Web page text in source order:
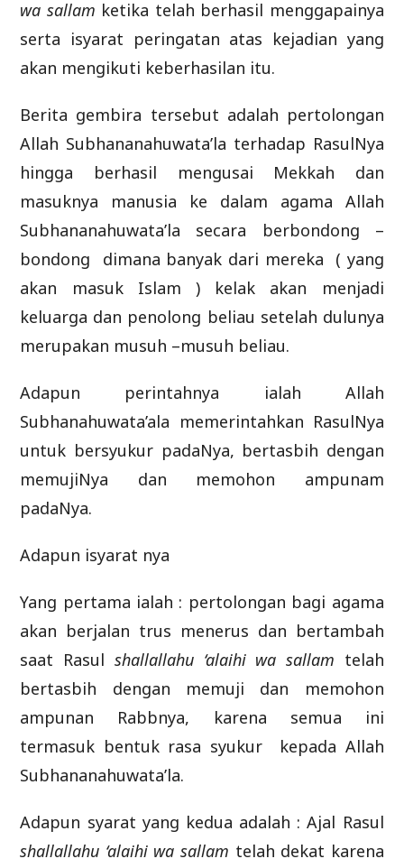
wa sallam ketika telah berhasil menggapainya
serta isyarat peringatan atas kejadian yang
akan mengikuti keberhasilan itu.
Berita gembira tersebut adalah pertolongan
Allah Subhananahuwata’la terhadap RasulNya
hingga berhasil mengusai Mekkah dan
masuknya manusia ke dalam agama Allah
Subhananahuwata’la secara berbondong –
bondong dimana banyak dari mereka ( yang
akan masuk Islam ) kelak akan menjadi
keluarga dan penolong beliau setelah dulunya
merupakan musuh –musuh beliau.
Adapun perintahnya ialah Allah
Subhanahuwata’ala memerintahkan RasulNya
untuk bersyukur padaNya, bertasbih dengan
memujiNya dan memohon ampunam
padaNya.
Adapun isyarat nya
Yang pertama ialah : pertolongan bagi agama
akan berjalan trus menerus dan bertambah
saat Rasul shallallahu ‘alaihi wa sallam telah
bertasbih dengan memuji dan memohon
ampunan Rabbnya, karena semua ini
termasuk bentuk rasa syukur kepada Allah
Subhananahuwata’la.
Adapun syarat yang kedua adalah : Ajal Rasul
shallallahu ‘alaihi wa sallam telah dekat karena